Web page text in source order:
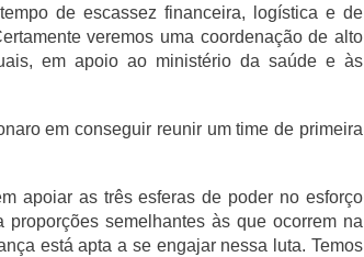
de escassez financeira, logística e de
veremos uma coordenação de alto
em apoio ao ministério da saúde e às
em conseguir reunir um time de primeira
apoiar as três esferas de poder no esforço
semelhantes às que ocorrem na
está apta a se engajar nessa luta. Temos